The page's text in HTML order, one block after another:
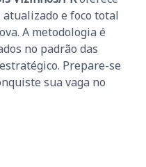
e foco total
A metodologia é
no padrão das
Prepare-se
sua vaga no